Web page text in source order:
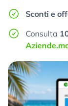
Sconti e
Consulta